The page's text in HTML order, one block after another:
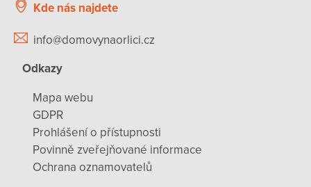
Kde nás najdete
info@domovynaorlici.cz
Odkazy
Mapa webu
GDPR
Prohlášení o přístupnosti
Povinně zveřejňované informace
Ochrana oznamovatelů